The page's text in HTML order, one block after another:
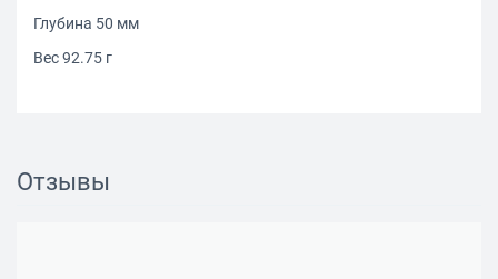
Глубина 50 мм
Вес 92.75 г
Отзывы